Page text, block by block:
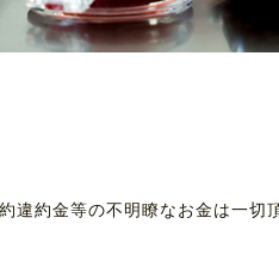
違約金等の不明瞭なお金は一切